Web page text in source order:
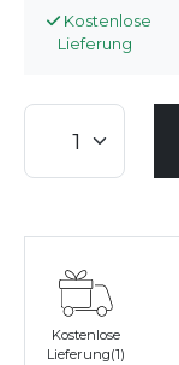
Kostenlose
Lieferung
Kostenlose
Lieferung(1)